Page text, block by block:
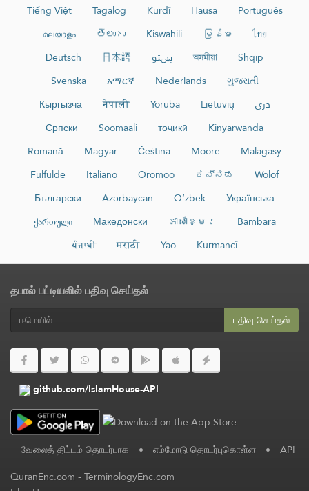
Tiếng Việt
Tagalog Kurdî Hausa
Português
മലയാളം
తెలుగు Kiswahili မြန်မာ
ไทย
Deutsch
日本語 پښتو অসমীয়া
Shqip
Svenska
አማርኛ Nederlands
ગુજરાતી
Кыргызча
नेपाली Yorùbá Lietuvių
دری
Српски
Soomaali тоҷикӣ
Kinyarwanda
Română
Magyar Čeština Moore
Malagasy
Fulfulde
Italiano Oromoo ಕನ್ನಡ
Wolof
Български
Azərbaycan O‘zbek
Українська
ქართული
Македонски ភាសាខ្មែរ
Bambara
ਪੰਜਾਬੀ
मराठी Yao Kurmancî
தபால் பட்டியலில் பதிவு செய்தல்
பதிவு செய்தல்
github.com/IslamHouse-API
வேலைத் திட்டம் தொடர்பாக • எம்மோடு தொடர்புகொள்ள • API
QuranEnc.com-TerminologyEnc.com